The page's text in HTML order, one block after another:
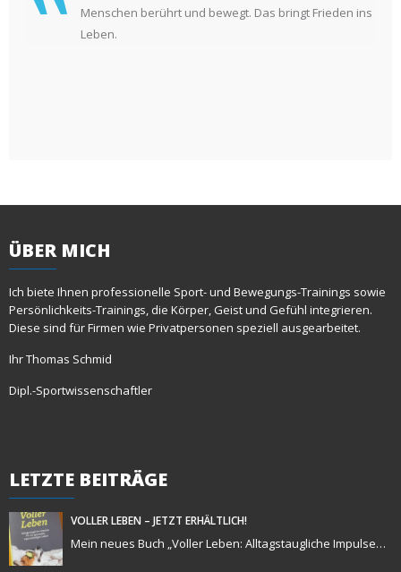
Menschen berührt und bewegt. Das bringt Frieden ins
Leben.
ÜBERMICH
Ich biete Ihnen professionelle Sport- und Bewegungs-Trainings sowie
Persönlichkeits-Trainings, die Körper, Geist und Gefühl integrieren.
Diese sind für Firmen wie Privatpersonen speziell ausgearbeitet.
Ihr Thomas Schmid
Dipl.-Sportwissenschaftler
LETZTE BEITRÄGE
VOLLER LEBEN – JETZT ERHÄLTLICH!
Mein neues Buch „Voller Leben: Alltagstaugliche Impulse…